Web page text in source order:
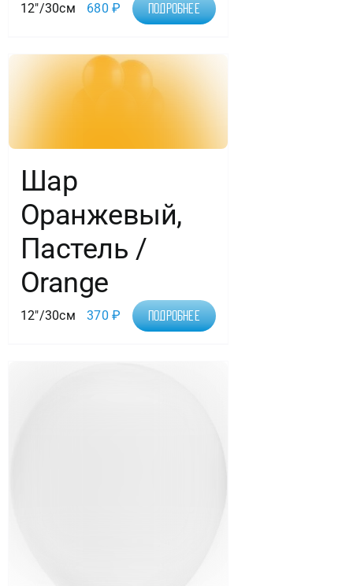
12"/30см 680₽ Подробнее
Шар
Оранжевый,
Пастель /
Orange
12"/30см 370₽ Подробнее